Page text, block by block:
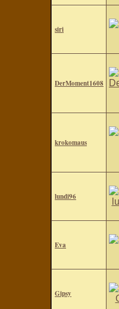
siri
DerMoment1608
krokomaus
lundi96
Eva
Gipsy